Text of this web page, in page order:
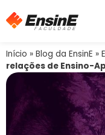
Início » Blog da EnsinE »
relações de Ensino-